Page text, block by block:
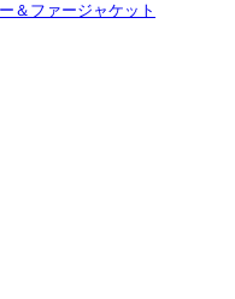
＆ファージャケット